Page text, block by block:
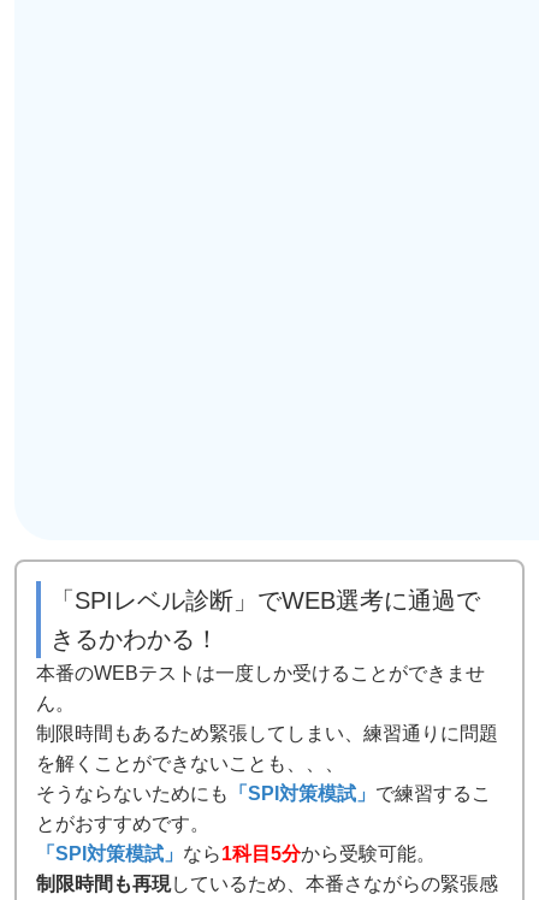
「SPIレベル診断」でWEB選考に通過で
きるかわかる！
本番のWEBテストは一度しか受けることができませ
ん。
制限時間もあるため緊張してしまい、練習通りに問題
を解くことができないことも、、、
そうならないためにも
「SPI対策模試」 で練習するこ
とがおすすめです。
「SPI対策模試」 なら1科目5分から受験可能。
制限時間も再現しているため、本番さながらの緊張感